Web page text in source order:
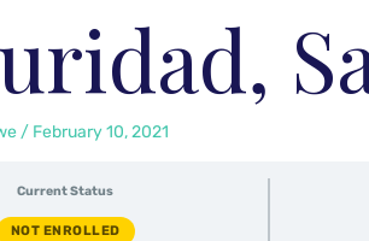
/ February 10, 2021
Current Status
NOT ENROLLED